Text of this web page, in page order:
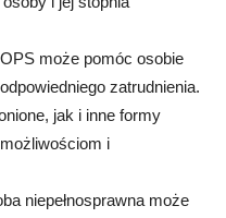
może pomóc osobie
zatrudnienia.
jak i inne formy
i
niepełnosprawna może